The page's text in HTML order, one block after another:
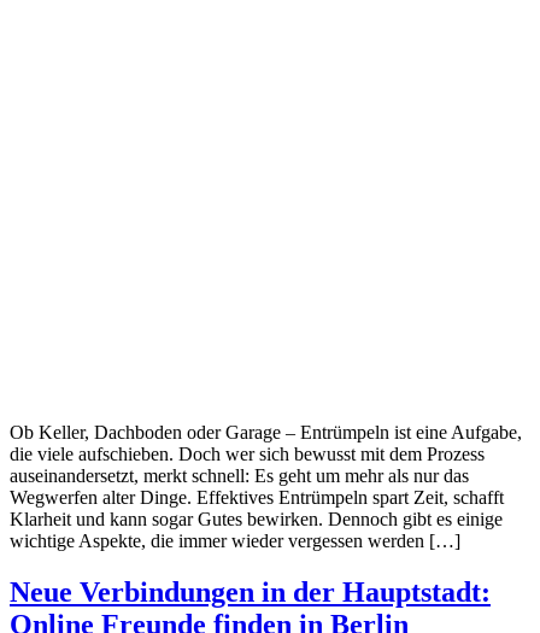
Ob Keller, Dachboden oder Garage – Entrümpeln ist eine Aufgabe,
die viele aufschieben. Doch wer sich bewusst mit dem Prozess
auseinandersetzt, merkt schnell: Es geht um mehr als nur das
Wegwerfen alter Dinge. Effektives Entrümpeln spart Zeit, schafft
Klarheit und kann sogar Gutes bewirken. Dennoch gibt es einige
wichtige Aspekte, die immer wieder vergessen werden […]
Neue Verbindungen in der Hauptstadt:
Online Freunde finden in Berlin